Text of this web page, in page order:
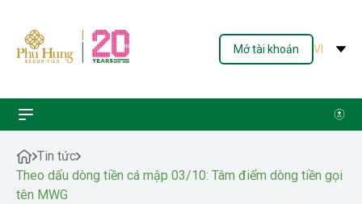
Mở tài khoản VI
Tin tức
Theo dấu dòng tiền cá mập 03/10: Tâm điểm dòng tiền gọi
tên MWG